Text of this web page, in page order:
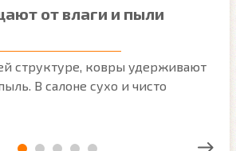
от влаги и пыли
структуре, ковры удерживают
В салоне сухо и чисто